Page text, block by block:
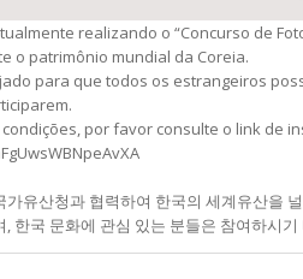
realizando o “Concurso de
o patrimônio mundial da Coreia.
para que todos os estrangeiros
por favor consulte o link de
유산청과 협력하여 한국의 세계유산을
, 한국 문화에 관심 있는 분들은 참여하시